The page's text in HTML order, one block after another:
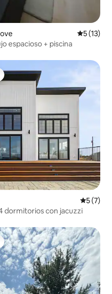
5 (13)
espacioso + piscina
5 (7)
dormitorios con jacuzzi